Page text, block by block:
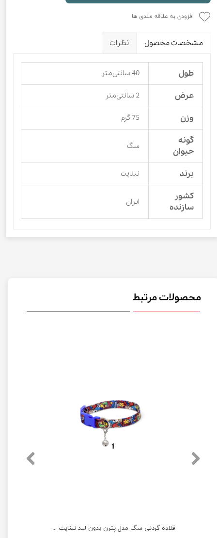
افزودن به علاقه مندی ها
مشخصات محصول نظرات
طول 40 سانتی‌متر
عرض 2 سانتی‌متر
وزن 75 گرم
گونه
حیوان
سگ
برند نیناپت
کشور
سازنده
ایران
محصولات مرتبط
قلاده گردنی سگ مدل پترن بدون لید نیناپت سایز ۱